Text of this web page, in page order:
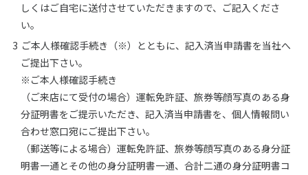
しくはご自宅に送付させていただきますので、ご記入くださ
い。
ご本人様確認手続き（※）とともに、記入済当申請書を当社へ
ご提出下さい。
※ご本人様確認手続き
（ご来店にて受付の場合）運転免許証、旅券等顔写真のある身
分証明書をご提示いただき、記入済当申請書を、個人情報問い
合わせ窓口宛にご提出下さい。
（郵送等による場合）運転免許証、旅券等顔写真のある身分証
明書一通とその他の身分証明書一通、合計二通の身分証明書コ